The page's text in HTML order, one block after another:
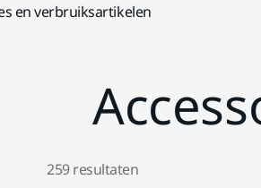
en verbruiksartikelen
259 resultaten